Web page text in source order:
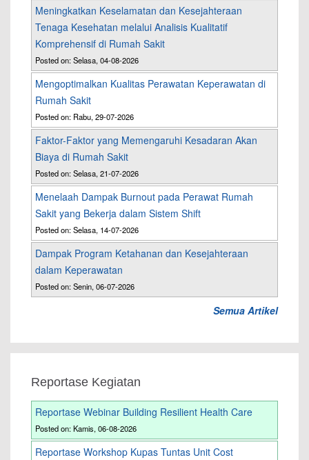
Meningkatkan Keselamatan dan Kesejahteraan
Tenaga Kesehatan melalui Analisis Kualitatif
Komprehensif di Rumah Sakit
Posted on: Selasa, 04-08-2026
Mengoptimalkan Kualitas Perawatan Keperawatan di
Rumah Sakit
Posted on: Rabu, 29-07-2026
Faktor-Faktor yang Memengaruhi Kesadaran Akan
Biaya di Rumah Sakit
Posted on: Selasa, 21-07-2026
Menelaah Dampak Burnout pada Perawat Rumah
Sakit yang Bekerja dalam Sistem Shift
Posted on: Selasa, 14-07-2026
Dampak Program Ketahanan dan Kesejahteraan
dalam Keperawatan
Posted on: Senin, 06-07-2026
Semua Artikel
Reportase Kegiatan
Reportase Webinar Building Resilient Health Care
Posted on: Kamis, 06-08-2026
Reportase Workshop Kupas Tuntas Unit Cost